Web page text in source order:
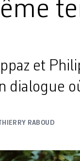
et
dialogue
RABOUD